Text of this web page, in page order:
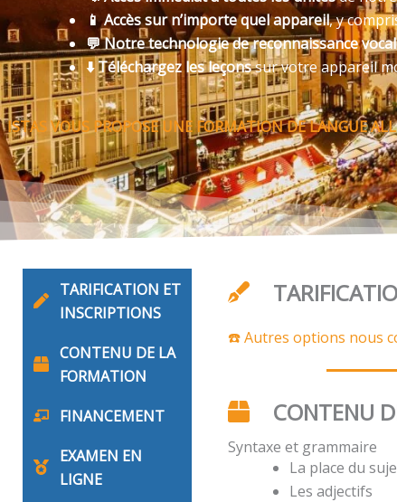
📱 Accès sur n’importe quel appareil, y
💬 Notre technologie de reconnaissance
⬇️ Téléchargez les leçonssur votre appareil
ISTAS VOUS PROPOSE UNE FORMATION DE LANGUE
TARIFICATION ET
INSCRIPTIONS
CONTENU DE LA
FORMATION
FINANCEMENT
EXAMEN EN
LIGNE
☎️ Autres options nous
CONTENU
Syntaxe et grammaire
La place du
Les adjectifs